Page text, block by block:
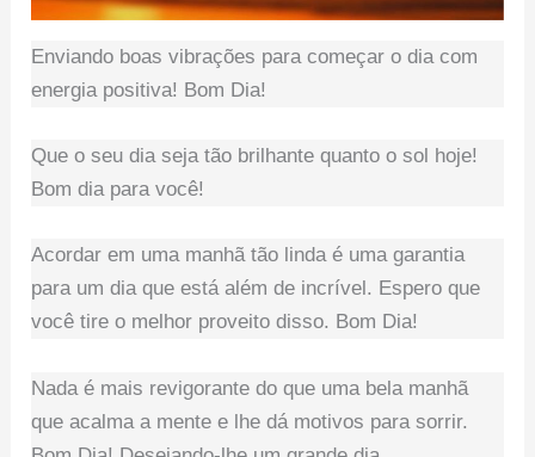
Enviando boas vibrações para começar o dia com
energia positiva! Bom Dia!
Que o seu dia seja tão brilhante quanto o sol hoje!
Bom dia para você!
Acordar em uma manhã tão linda é uma garantia
para um dia que está além de incrível. Espero que
você tire o melhor proveito disso. Bom Dia!
Nada é mais revigorante do que uma bela manhã
que acalma a mente e lhe dá motivos para sorrir.